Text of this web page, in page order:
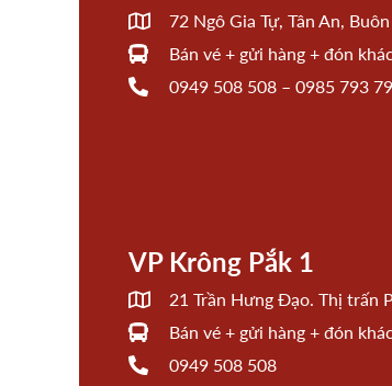
72 Ngô Gia Tự, Tân An,
Bán vé + gửi hàng + đón
0949 508 508 – 0985 793
VP Krông Pắk 1
21 Trần Hưng Đạo. Thị trấn
Bán vé + gửi hàng + đón
0949 508 508